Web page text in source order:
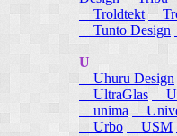
Troldtekt
Tunto Design
U
Uhuru Design
UltraGlas
unima
Urbo
USM